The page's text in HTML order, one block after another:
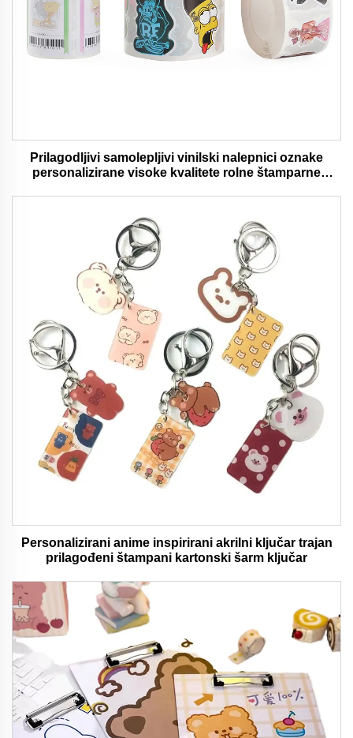
Prilagodljivi samolepljivi vinilski nalepnici oznake
personalizirane visoke kvalitete rolne štamparne
Personalizirani anime inspirirani akrilni ključar trajan
prilagođeni štampani kartonski šarm ključar